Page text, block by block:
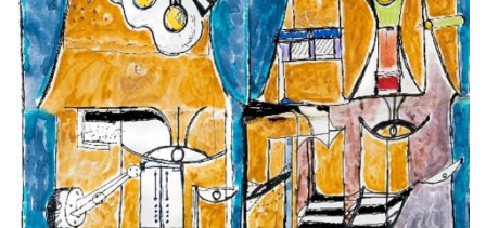
ספטמבר 2, 2025
בנעלי הורינו
קרא עוד ←